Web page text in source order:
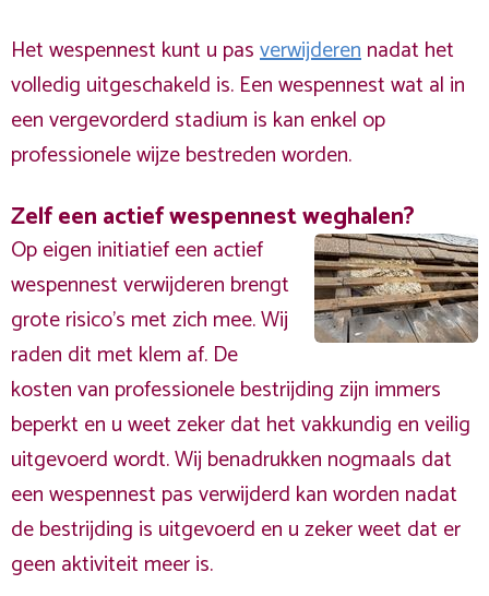
Het wespennest kunt u pasverwijderennadat het
volledig uitgeschakeld is. Een wespennest wat al in
een vergevorderd stadium is kan enkel op
professionele wijze bestreden worden.
Zelf een actief wespennest weghalen?
Op eigen initiatief een actief
wespennest verwijderen brengt
grote risico’s met zich mee. Wij
raden dit met klem af. De
kosten van professionele bestrijding zijn immers
beperkt en u weet zeker dat het vakkundig en veilig
uitgevoerd wordt. Wij benadrukken nogmaals dat
een wespennest pas verwijderd kan worden nadat
de bestrijding is uitgevoerd en u zeker weet dat er
geen aktiviteit meer is.